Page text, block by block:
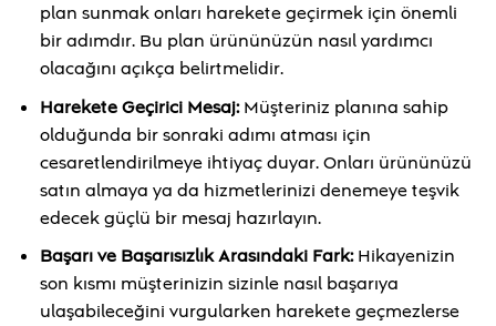
plan sunmak onları harekete geçirmek için önemli
bir adımdır. Bu plan ürününüzün nasıl yardımcı
olacağını açıkça belirtmelidir.
Harekete Geçirici Mesaj:Müşteriniz planına sahip
olduğunda bir sonraki adımı atması için
cesaretlendirilmeye ihtiyaç duyar. Onları ürününüzü
satın almaya ya da hizmetlerinizi denemeye teşvik
edecek güçlü bir mesaj hazırlayın.
Başarı ve Başarısızlık Arasındaki Fark:Hikayenizin
son kısmı müşterinizin sizinle nasıl başarıya
ulaşabileceğini vurgularken harekete geçmezlerse